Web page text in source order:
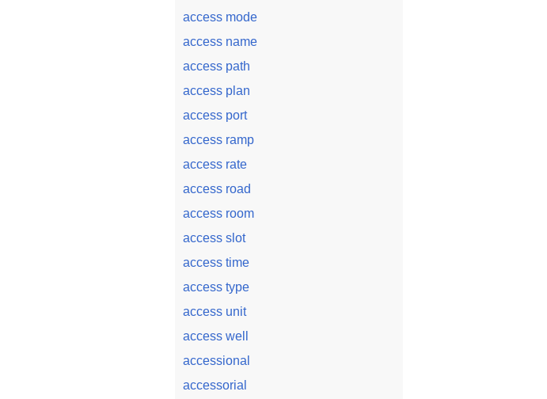
access mode
access name
access path
access plan
access port
access ramp
access rate
access road
access room
access slot
access time
access type
access unit
access well
accessional
accessorial